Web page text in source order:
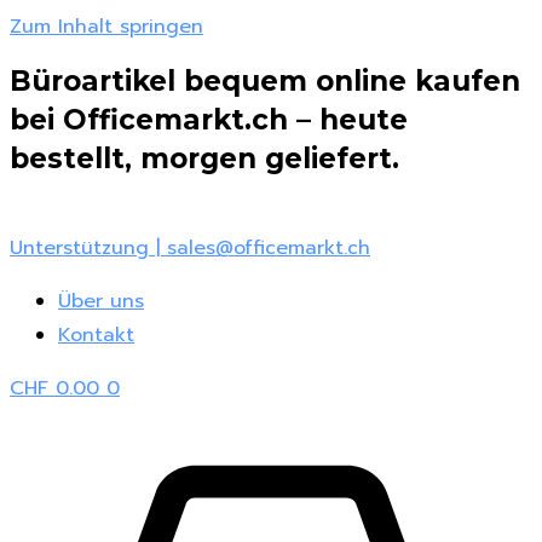
Zum Inhalt springen
Büroartikel bequem online kaufen
bei Officemarkt.ch – heute
bestellt, morgen geliefert.
Unterstützung | sales@officemarkt.ch
Über uns
Kontakt
CHF0.00 0